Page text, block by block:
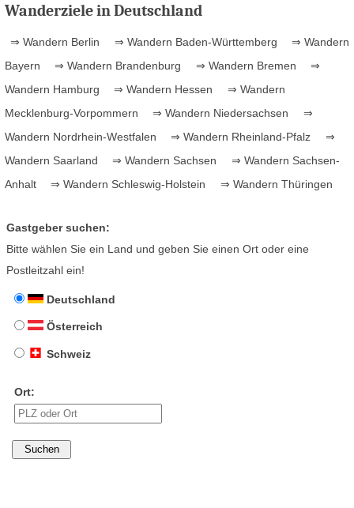
Wanderziele in Deutschland
⇒ Wandern Berlin ⇒ Wandern Baden-Württemberg
⇒ Wandern
Bayern
⇒ Wandern Brandenburg ⇒ Wandern Bremen
⇒
Wandern Hamburg
⇒ Wandern Hessen
⇒ Wandern
Mecklenburg-Vorpommern
⇒ Wandern Niedersachsen
⇒
Wandern Nordrhein-Westfalen
⇒ Wandern Rheinland-Pfalz
⇒
Wandern Saarland
⇒ Wandern Sachsen
⇒ Wandern Sachsen-
Anhalt
⇒ Wandern Schleswig-Holstein ⇒ Wandern Thüringen
Gastgeber suchen:
Bitte wählen Sie ein Land und geben Sie einen Ort oder eine
Postleitzahl ein!
Deutschland
Österreich
Schweiz
Ort: